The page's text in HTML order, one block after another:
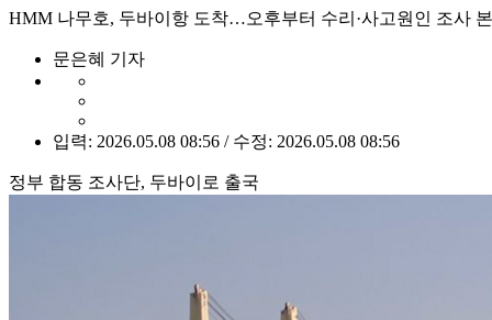
HMM 나무호, 두바이항 도착…오후부터 수리·사고원인 조사
문은혜 기자
입력: 2026.05.08 08:56 / 수정: 2026.05.08 08:56
정부 합동 조사단, 두바이로 출국